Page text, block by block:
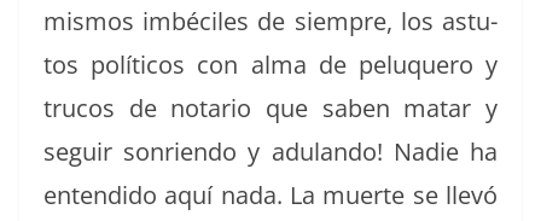
mis­mos imbé­ciles de siem­pre, los astu­
tos políti­cos con alma de pelu­quero y
tru­cos de notario que saben matar y
seguir son­rien­do y adu­lan­do! Nadie ha
enten­di­do aquí nada. La muerte se llevó